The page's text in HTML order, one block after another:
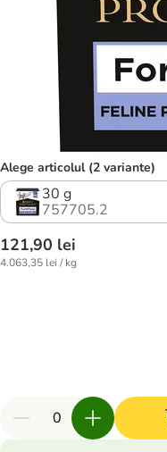
Alege articolul (2 variante)
30 g
757705.2
121,90 lei
4.063,35 lei / kg